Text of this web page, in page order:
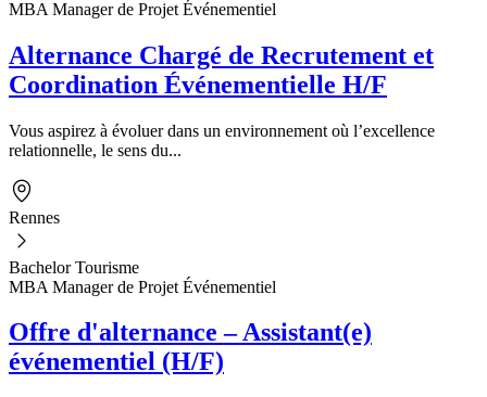
MBA Manager de Projet Événementiel
Alternance Chargé de Recrutement et
Coordination Événementielle H/F
Vous aspirez à évoluer dans un environnement où l’excellence
relationnelle, le sens du...
Rennes
Bachelor Tourisme
MBA Manager de Projet Événementiel
Offre d'alternance – Assistant(e)
événementiel (H/F)